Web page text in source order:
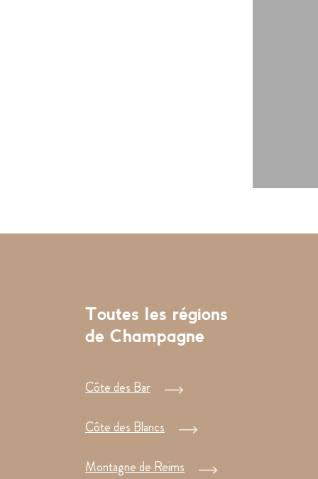
Toutes les régions
de Champagne
Côte des Bar
Côte des Blancs
Montagne de Reims